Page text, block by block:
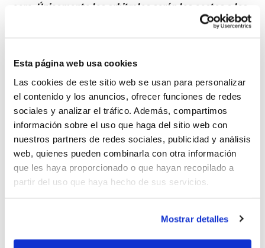
Esta página web usa cookies
Las cookies de este sitio web se usan para personalizar
el contenido y los anuncios, ofrecer funciones de redes
sociales y analizar el tráfico. Además, compartimos
información sobre el uso que haga del sitio web con
nuestros partners de redes sociales, publicidad y análisis
web, quienes pueden combinarla con otra información
que les haya proporcionado o que hayan recopilado a
partir del uso que haya hecho de sus servicios.
Mostrar detalles
cero. Únicamente los arbitrales serán los costes a los
que deban hacer frente los equipos que quieran
categorías Senior y Junior, masculino y femenino.
Ante el retraso de la Liga Regular al 16 de octubre, la
FBCV ha decidido dedicar todos sus esfuerzos para
poner a disposición de los equipos lapretemporada
más competitiva de los últimos años, y a un mínimo
coste, para lo cual se adaptará el equipo arbitral con
la presencia de un único árbitro más un oficial de
mesa, a los que acompañará una persona del Club que
Inscribe los equipos a partir del 21 de julio.